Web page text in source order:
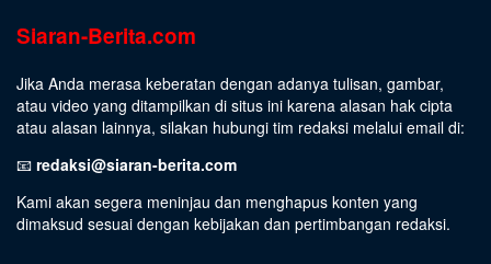
Siaran-Berita.com
Jika Anda merasa keberatan dengan adanya tulisan, gambar,
atau video yang ditampilkan di situs ini karena alasan hak cipta
atau alasan lainnya, silakan hubungi tim redaksi melalui email di:
📧 redaksi@siaran-berita.com
Kami akan segera meninjau dan menghapus konten yang
dimaksud sesuai dengan kebijakan dan pertimbangan redaksi.